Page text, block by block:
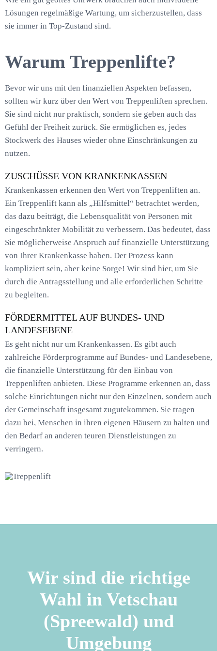
Lösungen regelmäßige Wartung, um sicherzustellen, dass
sie immer in Top-Zustand sind.
Warum Treppenlifte?
Bevor wir uns mit den finanziellen Aspekten befassen,
sollten wir kurz über den Wert von Treppenliften sprechen.
Sie sind nicht nur praktisch, sondern sie geben auch das
Gefühl der Freiheit zurück. Sie ermöglichen es, jedes
Stockwerk des Hauses wieder ohne Einschränkungen zu
nutzen.
ZUSCHÜSSE VON KRANKENKASSEN
Krankenkassen erkennen den Wert von Treppenliften an.
Ein Treppenlift kann als „Hilfsmittel“ betrachtet werden,
das dazu beiträgt, die Lebensqualität von Personen mit
eingeschränkter Mobilität zu verbessern. Das bedeutet, dass
Sie möglicherweise Anspruch auf finanzielle Unterstützung
von Ihrer Krankenkasse haben. Der Prozess kann
kompliziert sein, aber keine Sorge! Wir sind hier, um Sie
durch die Antragsstellung und alle erforderlichen Schritte
zu begleiten.
FÖRDERMITTEL AUF BUNDES- UND
LANDESEBENE
Es geht nicht nur um Krankenkassen. Es gibt auch
zahlreiche Förderprogramme auf Bundes- und Landesebene,
die finanzielle Unterstützung für den Einbau von
Treppenliften anbieten. Diese Programme erkennen an, dass
solche Einrichtungen nicht nur den Einzelnen, sondern auch
der Gemeinschaft insgesamt zugutekommen. Sie tragen
dazu bei, Menschen in ihren eigenen Häusern zu halten und
den Bedarf an anderen teuren Dienstleistungen zu
verringern.
Wir sind die richtige
Wahl in Vetschau
(Spreewald) und
Umgebung